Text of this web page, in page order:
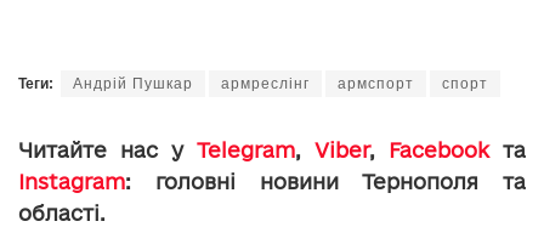
Теги: Андрій Пушкар армреслінг армспорт спорт
Читайте нас у Telegram, Viber, Facebookта
Instagram: головні новини Тернополя та
області.